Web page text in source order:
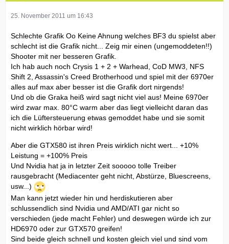
25. November 2011 um 16:43
Schlechte Grafik Oo Keine Ahnung welches BF3 du spielst aber
schlecht ist die Grafik nicht... Zeig mir einen (ungemoddeten!!)
Shooter mit ner besseren Grafik.
Ich hab auch noch Crysis 1 + 2 + Warhead, CoD MW3, NFS
Shift 2, Assassin's Creed Brotherhood und spiel mit der 6970er
alles auf max aber besser ist die Grafik dort nirgends!
Und ob die Graka heiß wird sagt nicht viel aus! Meine 6970er
wird zwar max. 80°C warm aber das liegt vielleicht daran das
ich die Lüftersteuerung etwas gemoddet habe und sie somit
nicht wirklich hörbar wird!
Aber die GTX580 ist ihren Preis wirklich nicht wert... +10%
Leistung = +100% Preis
Und Nvidia hat ja in letzter Zeit sooooo tolle Treiber
rausgebracht (Mediacenter geht nicht, Abstürze, Bluescreens,
usw...)
Man kann jetzt wieder hin und herdiskutieren aber
schlussendlich sind Nvidia und AMD/ATI gar nicht so
verschieden (jede macht Fehler) und deswegen würde ich zur
HD6970 oder zur GTX570 greifen!
Sind beide gleich schnell und kosten gleich viel und sind vom